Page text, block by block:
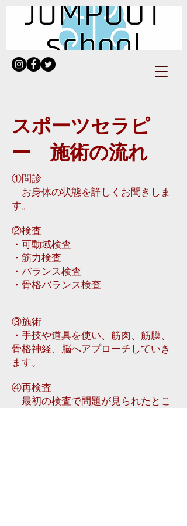
スポーツセラピ
ー 施術の流れ
①問診
お身体の状態を詳しくお聞きしま
す。
②検査
・可動域検査
・筋力検査
・バランス検査
・骨格バランス検査
③施術
​・手技や道具を使い、筋肉、筋膜、
骨格神経、脳へアプローチしていき
ます。
④再検査
最初の検査で問題が見られたとこ